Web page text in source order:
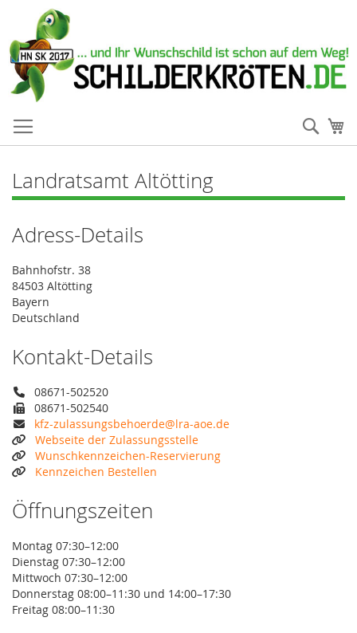
Landratsamt Altötting
Adress-Details
Bahnhofstr. 38
84503 Altötting
Bayern
Deutschland
Kontakt-Details
08671-502520
08671-502540
kfz-zulassungsbehoerde@lra-aoe.de
Webseite der Zulassungsstelle
Wunschkennzeichen-Reservierung
Kennzeichen Bestellen
Öffnungszeiten
Montag 07:30–12:00
Dienstag 07:30–12:00
Mittwoch 07:30–12:00
Donnerstag 08:00–11:30 und 14:00–17:30
Freitag 08:00–11:30